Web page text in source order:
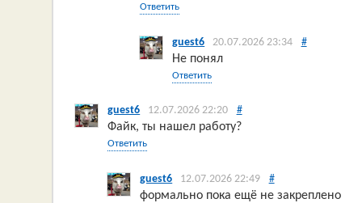
Ответить
guest6 20.07.2026 23:34 #
Не понял
Ответить
guest6 12.07.2026 22:20 #
Файк, ты нашел работу?
Ответить
guest6 12.07.2026 22:49 #
формально пока ещё не закреплено